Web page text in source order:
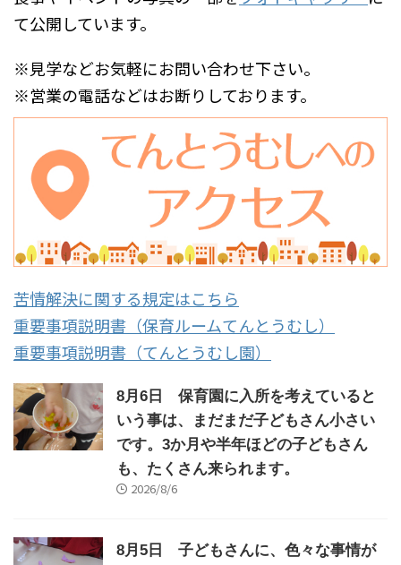
て公開しています。
※見学などお気軽にお問い合わせ下さい。
※営業の電話などはお断りしております。
苦情解決に関する規定はこちら
重要事項説明書（保育ルームてんとうむし）
重要事項説明書（てんとうむし園）
8月6日 保育園に入所を考えていると
いう事は、まだまだ子どもさん小さい
です。3か月や半年ほどの子どもさん
も、たくさん来られます。
2026/8/6
8月5日 子どもさんに、色々な事情が